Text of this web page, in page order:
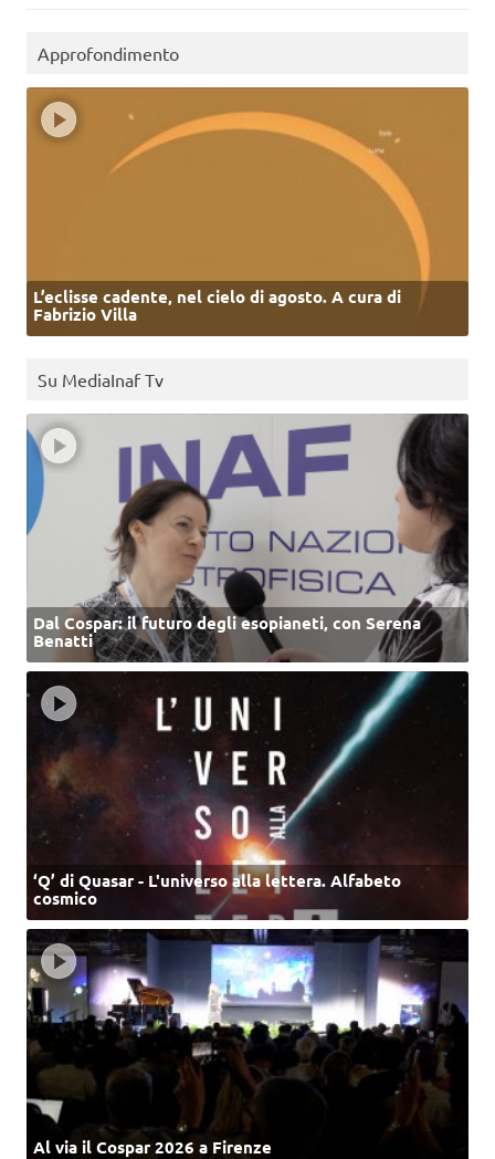
Approfondimento
L’eclisse cadente, nel cielo di agosto. A cura di
Fabrizio Villa
Su MediaInaf Tv
Dal Cospar: il futuro degli esopianeti, con Serena
Benatti
‘Q’ di Quasar - L'universo alla lettera. Alfabeto
cosmico
Al via il Cospar 2026 a Firenze